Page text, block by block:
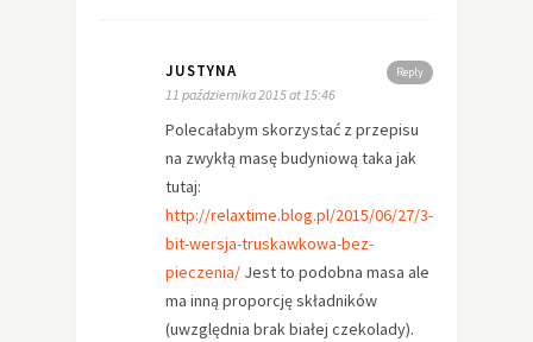
Reply
JUSTYNA
11 października 2015 at 15:46
Polecałabym skorzystać z przepisu
na zwykłą masę budyniową taka jak
tutaj:
http://relaxtime.blog.pl/2015/06/27/3-
bit-wersja-truskawkowa-bez-
pieczenia/ Jest to podobna masa ale
ma inną proporcję składników
(uwzględnia brak białej czekolady).